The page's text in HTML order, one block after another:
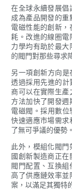
在全球永續發展倡
成為產品開發的
電磁性能的創新
耗。改進的線圈電
力學均有助於最
的閥門對那些尋求
另一項創新方向是
透過採用先進的計
商可以在實際生產
方法加快了開發
電磁閥。採用數
快速適應市場需求
了無可爭議的優勢。
此外，模組化閥
國創新製造商正
閥門配置、互換
高了供應鏈效率並
案，以滿足其獨特